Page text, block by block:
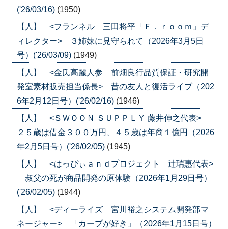
('26/03/16) (1950)
【人】 <フランネル 三田将平「Ｆ．ｒｏｏｍ」デ
ィレクター> ３姉妹に見守られて（2026年3月5日
号）('26/03/09) (1949)
【人】 <金氏高麗人参 前畑良行品質保証・研究開
発室素材販売担当係長> 昔の友人と復活ライブ（202
6年2月12日号）('26/02/16) (1946)
【人】 <ＳＷＯＯＮ ＳＵＰＰＬＹ 藤井伸之代表>
２５歳は借金３００万円、４５歳は年商１億円（2026
年2月5日号）('26/02/05) (1945)
【人】 <はっぴぃａｎｄプロジェクト 辻瑞惠代表>
叔父の死が商品開発の原体験（2026年1月29日号）
('26/02/05) (1944)
【人】 <ディーライズ 宮川裕之システム開発部マ
ネージャー> 「カープが好き」（2026年1月15日号）